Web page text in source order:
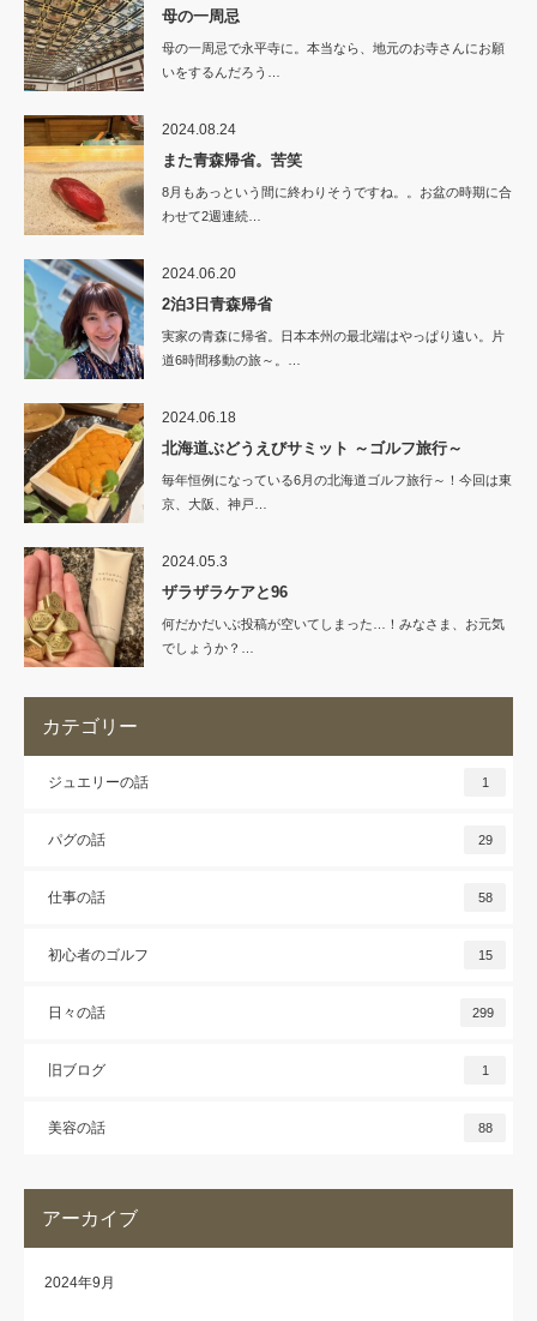
母の一周忌
母の一周忌で永平寺に。本当なら、地元のお寺さんにお願
いをするんだろう…
2024.08.24
また青森帰省。苦笑
8月もあっという間に終わりそうですね。。お盆の時期に合
わせて2週連続…
2024.06.20
2泊3日青森帰省
実家の青森に帰省。日本本州の最北端はやっぱり遠い。片
道6時間移動の旅～。…
2024.06.18
北海道ぶどうえびサミット ～ゴルフ旅行～
毎年恒例になっている6月の北海道ゴルフ旅行～！今回は東
京、大阪、神戸…
2024.05.3
ザラザラケアと96
何だかだいぶ投稿が空いてしまった…！みなさま、お元気
でしょうか？…
カテゴリー
ジュエリーの話 1
パグの話 29
仕事の話 58
初心者のゴルフ 15
日々の話 299
旧ブログ 1
美容の話 88
アーカイブ
2024年9月